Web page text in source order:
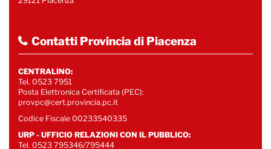
Contatti Provincia di Piacenza
CENTRALINO:
Tel. 0523 7951
Posta Elettronica Certificata (PEC):
provpc@cert.provincia.pc.it
Codice Fiscale 00233540335
URP - UFFICIO RELAZIONI CON IL PUBBLICO:
Tel. 0523 795346/795444